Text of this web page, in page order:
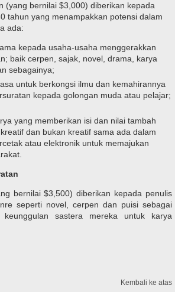
(yang bernilai $3,000) diberikan kepada
tahun yang menampakkan potensi dalam
ada:
kepada usaha-usaha menggerakkan
baik cerpen, sajak, novel, drama, karya
sebagainya;
untuk berkongsi ilmu dan kemahirannya
kepada golongan muda atau pelajar;
yang memberikan isi dan nilai tambah
dan bukan kreatif sama ada dalam
atau elektronik untuk memajukan
bernilai $3,500) diberikan kepada penulis
seperti novel, cerpen dan puisi sebagai
keunggulan sastera mereka untuk karya
Kembali ke atas